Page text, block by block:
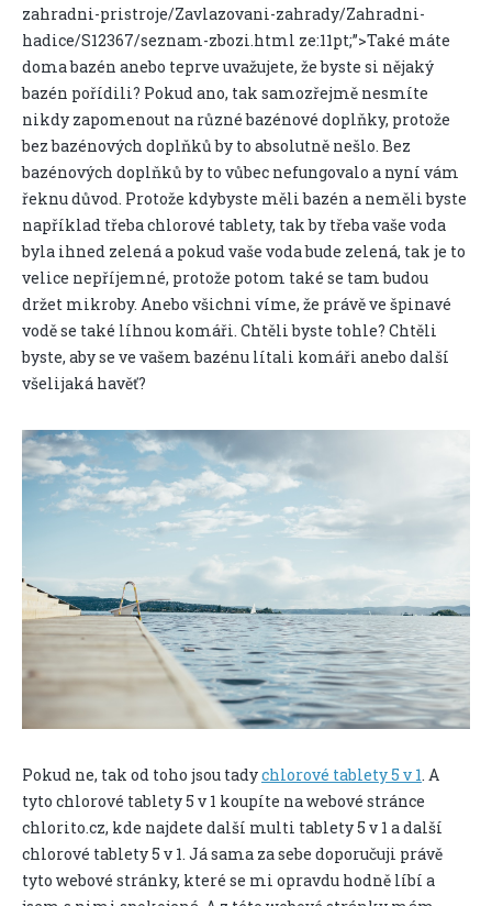
zahradni-pristroje/Zavlazovani-zahrady/Zahradni-
hadice/S12367/seznam-zbozi.html ze:11pt;”>Také máte
doma bazén anebo teprve uvažujete, že byste si nějaký
bazén pořídili? Pokud ano, tak samozřejmě nesmíte
nikdy zapomenout na různé bazénové doplňky, protože
bez bazénových doplňků by to absolutně nešlo. Bez
bazénových doplňků by to vůbec nefungovalo a nyní vám
řeknu důvod. Protože kdybyste měli bazén a neměli byste
například třeba chlorové tablety, tak by třeba vaše voda
byla ihned zelená a pokud vaše voda bude zelená, tak je to
velice nepříjemné, protože potom také se tam budou
držet mikroby. Anebo všichni víme, že právě ve špinavé
vodě se také líhnou komáři. Chtěli byste tohle? Chtěli
byste, aby se ve vašem bazénu lítali komáři anebo další
všelijaká havěť?
Pokud ne, tak od toho jsou tadychlorové tablety 5 v 1. A
tyto chlorové tablety 5 v 1 koupíte na webové stránce
chlorito.cz, kde najdete další multi tablety 5 v 1 a další
chlorové tablety 5 v 1. Já sama za sebe doporučuji právě
tyto webové stránky, které se mi opravdu hodně líbí a